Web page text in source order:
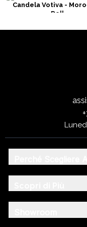
Candela Votiva -
Roll